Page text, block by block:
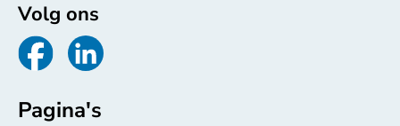
Volg ons
Pagina's